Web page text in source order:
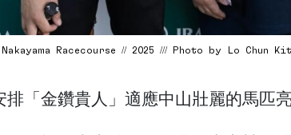
/ Nakayama Racecourse // 2025 /// Photo by Lo Chun Kit
排「金鑽貴人」適應中山壯麗的馬匹亮